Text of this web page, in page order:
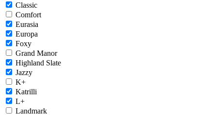
Classic
Comfort
Eurasia
Europa
Foxy
Grand Manor
Highland Slate
Jazzy
K+
Katrilli
L+
Landmark